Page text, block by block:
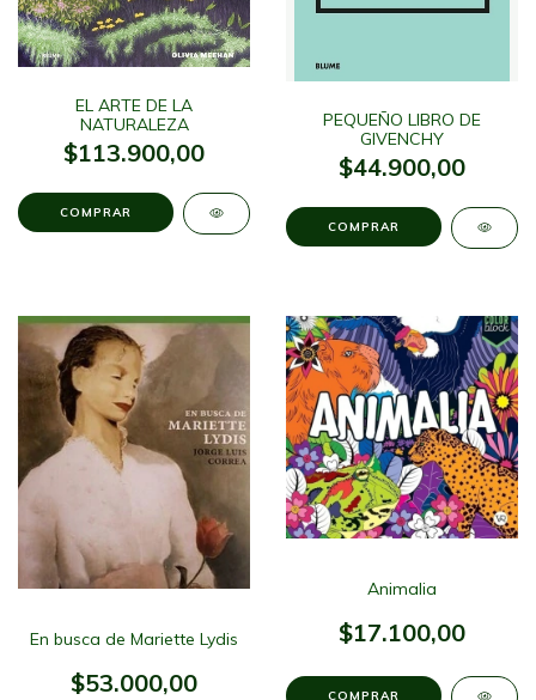
EL ARTE DE LA
NATURALEZA
$113.900,00
PEQUEÑO LIBRO DE
GIVENCHY
$44.900,00
En busca de Mariette Lydis
$53.000,00
Animalia
$17.100,00